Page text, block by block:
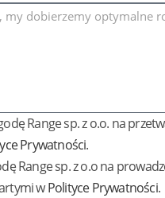
Range sp. z o.o. na
Prywatności.
Range sp. z o.o na
wPolityce Prywatności.